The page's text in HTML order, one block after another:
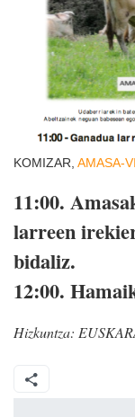
KOMIZAR, AMASA-
11:00.
larreen
bidaliz.
12:00.
Hizkuntza: